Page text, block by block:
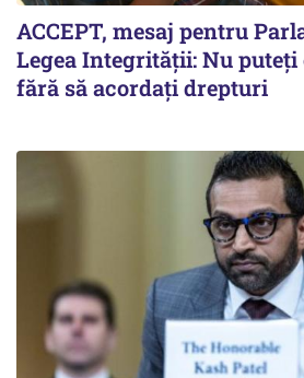
ACCEPT, mesaj pentru
Legea Integrității: Nu
fără să acordați drepturi